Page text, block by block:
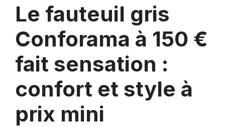
Le fauteuil gris
Conforama à 150 €
fait sensation :
confort et style à
prix mini